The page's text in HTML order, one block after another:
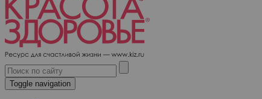
Toggle navigation